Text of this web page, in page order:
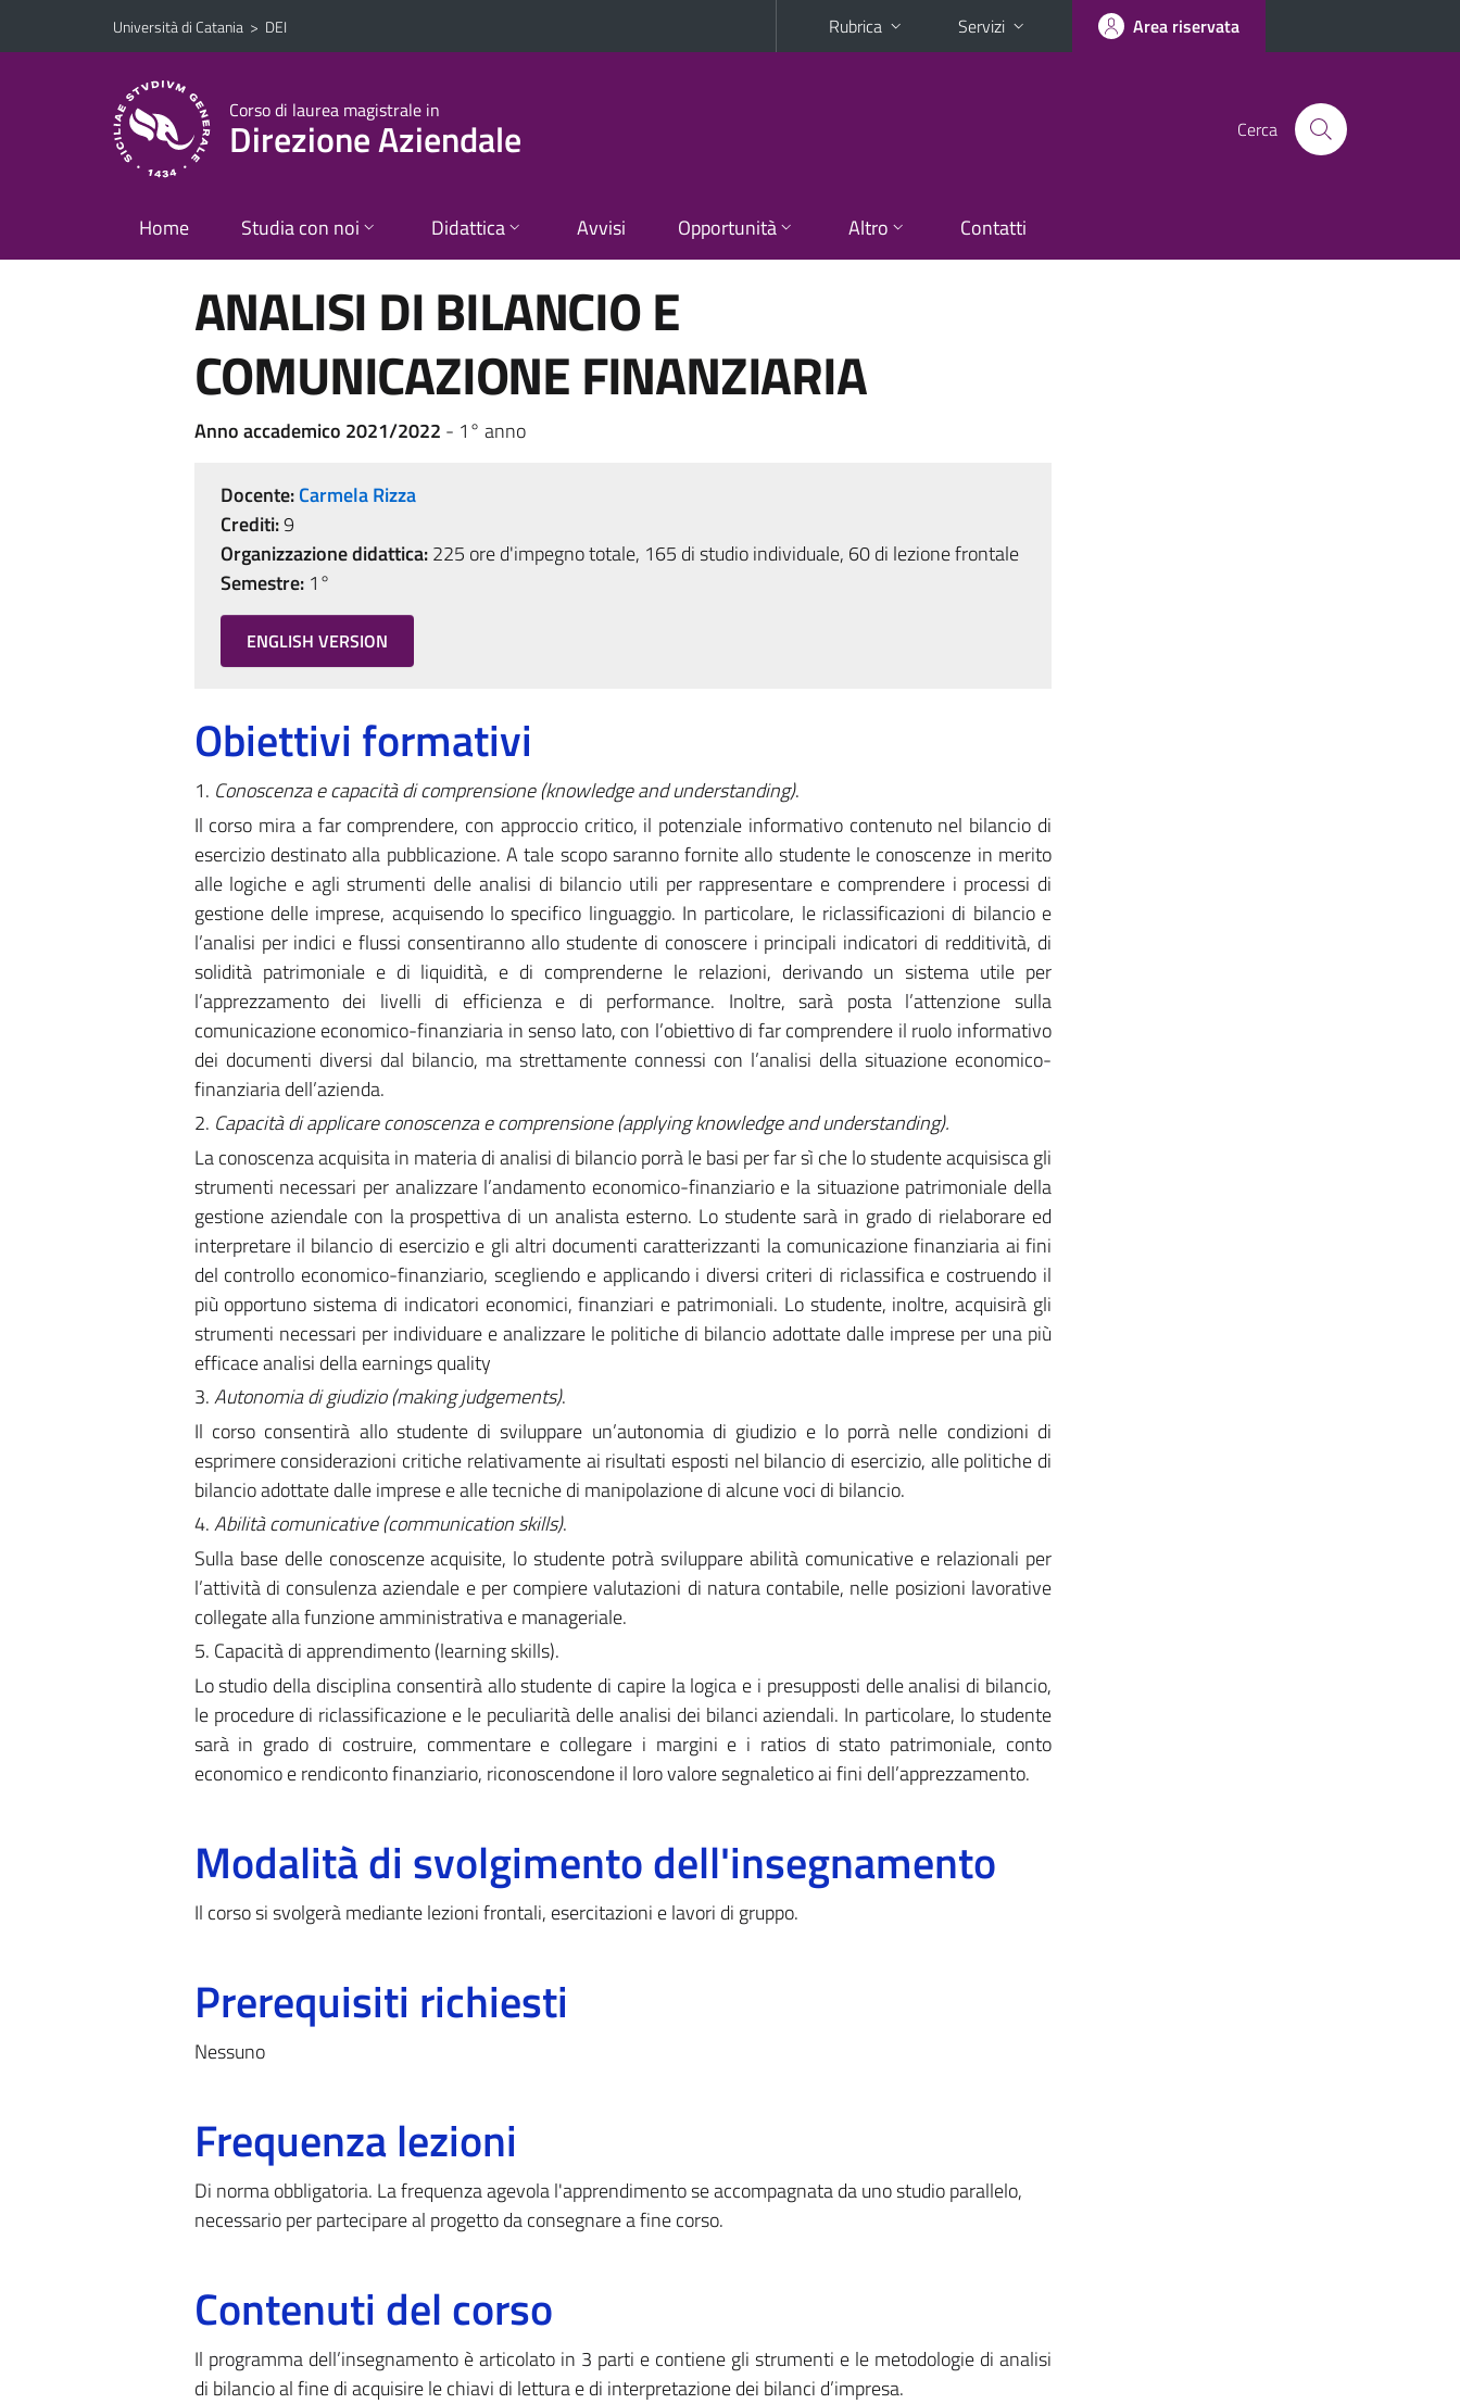
Vai al contenuto principale
Vai al menu di navigazione
Università di Catania > DEI Rubrica Servizi Area riservata
Corso di laurea magistrale in
Direzione Aziendale Cerca
Home Studia con noi Didattica Avvisi Opportunità Altro Contatti
ANALISI DI BILANCIO E
COMUNICAZIONE FINANZIARIA
Anno accademico 2021/2022 - 1° anno
Docente:Carmela Rizza
Crediti:9
Organizzazione didattica:225 ore d'impegno totale, 165 di studio individuale, 60 di lezione frontale
Semestre:1°
ENGLISH VERSION
Obiettivi formativi
1. Conoscenza e capacità di comprensione (knowledge and understanding).
Il corso mira a far comprendere, con approccio critico, il potenziale informativo contenuto nel bilancio di
esercizio destinato alla pubblicazione. A tale scopo saranno fornite allo studente le conoscenze in merito
alle logiche e agli strumenti delle analisi di bilancio utili per rappresentare e comprendere i processi di
gestione delle imprese, acquisendo lo specifico linguaggio. In particolare, le riclassificazioni di bilancio e
l’analisi per indici e flussi consentiranno allo studente di conoscere i principali indicatori di redditività, di
solidità patrimoniale e di liquidità, e di comprenderne le relazioni, derivando un sistema utile per
l’apprezzamento dei livelli di efficienza e di performance. Inoltre, sarà posta l’attenzione sulla
comunicazione economico-finanziaria in senso lato, con l’obiettivo di far comprendere il ruolo informativo
dei documenti diversi dal bilancio, ma strettamente connessi con l’analisi della situazione economico-
finanziaria dell’azienda.
2. Capacità di applicare conoscenza e comprensione (applying knowledge and understanding).
La conoscenza acquisita in materia di analisi di bilancio porrà le basi per far sì che lo studente acquisisca gli
strumenti necessari per analizzare l’andamento economico-finanziario e la situazione patrimoniale della
gestione aziendale con la prospettiva di un analista esterno. Lo studente sarà in grado di rielaborare ed
interpretare il bilancio di esercizio e gli altri documenti caratterizzanti la comunicazione finanziaria ai fini
del controllo economico-finanziario, scegliendo e applicando i diversi criteri di riclassifica e costruendo il
più opportuno sistema di indicatori economici, finanziari e patrimoniali. Lo studente, inoltre, acquisirà gli
strumenti necessari per individuare e analizzare le politiche di bilancio adottate dalle imprese per una più
efficace analisi della earnings quality
3.Autonomia di giudizio (making judgements).
Il corso consentirà allo studente di sviluppare un’autonomia di giudizio e lo porrà nelle condizioni di
esprimere considerazioni critiche relativamente ai risultati esposti nel bilancio di esercizio, alle politiche di
bilancio adottate dalle imprese e alle tecniche di manipolazione di alcune voci di bilancio.
4.Abilità comunicative (communication skills).
Sulla base delle conoscenze acquisite, lo studente potrà sviluppare abilità comunicative e relazionali per
l’attività di consulenza aziendale e per compiere valutazioni di natura contabile, nelle posizioni lavorative
collegate alla funzione amministrativa e manageriale.
5. Capacità di apprendimento (learning skills).
Lo studio della disciplina consentirà allo studente di capire la logica e i presupposti delle analisi di bilancio,
le procedure di riclassificazione e le peculiarità delle analisi dei bilanci aziendali. In particolare, lo studente
sarà in grado di costruire, commentare e collegare i margini e i ratios di stato patrimoniale, conto
economico e rendiconto finanziario, riconoscendone il loro valore segnaletico ai fini dell’apprezzamento.
Modalità di svolgimento dell'insegnamento
Il corso si svolgerà mediante lezioni frontali, esercitazioni e lavori di gruppo.
Prerequisiti richiesti
Nessuno
Frequenza lezioni
Di norma obbligatoria. La frequenza agevola l'apprendimento se accompagnata da uno studio parallelo,
necessario per partecipare al progetto da consegnare a fine corso.
Contenuti del corso
Il programma dell’insegnamento è articolato in 3 parti e contiene gli strumenti e le metodologie di analisi
di bilancio al fine di acquisire le chiavi di lettura e di interpretazione dei bilanci d’impresa.